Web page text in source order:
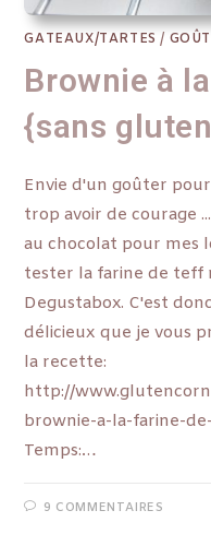
GATEAUX/TARTES /
Brownie à
{sans
Envie d'un goûter
trop avoir de courage
au chocolat pour mes
tester la farine de teff
Degustabox. C'est
délicieux que je vous
la recette:
http://
brownie-a-la-farine-
Temps:…
9 COMMENTAIRES